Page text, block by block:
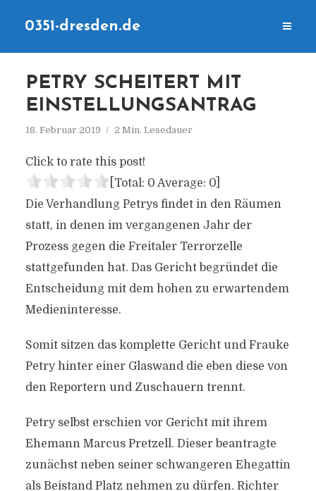
0351-dresden.de
PETRY SCHEITERT MIT
EINSTELLUNGSANTRAG
18. Februar 2019 2 Min. Lesedauer
Click to rate this post!
[Total: 0 Average: 0]
Die Verhandlung Petrys findet in den Räumen
statt, in denen im vergangenen Jahr der
Prozess gegen die Freitaler Terrorzelle
stattgefunden hat. Das Gericht begründet die
Entscheidung mit dem hohen zu erwartendem
Medieninteresse.
Somit sitzen das komplette Gericht und Frauke
Petry hinter einer Glaswand die eben diese von
den Reportern und Zuschauern trennt.
Petry selbst erschien vor Gericht mit ihrem
Ehemann Marcus Pretzell. Dieser beantragte
zunächst neben seiner schwangeren Ehegattin
als Beistand Platz nehmen zu dürfen. Richter